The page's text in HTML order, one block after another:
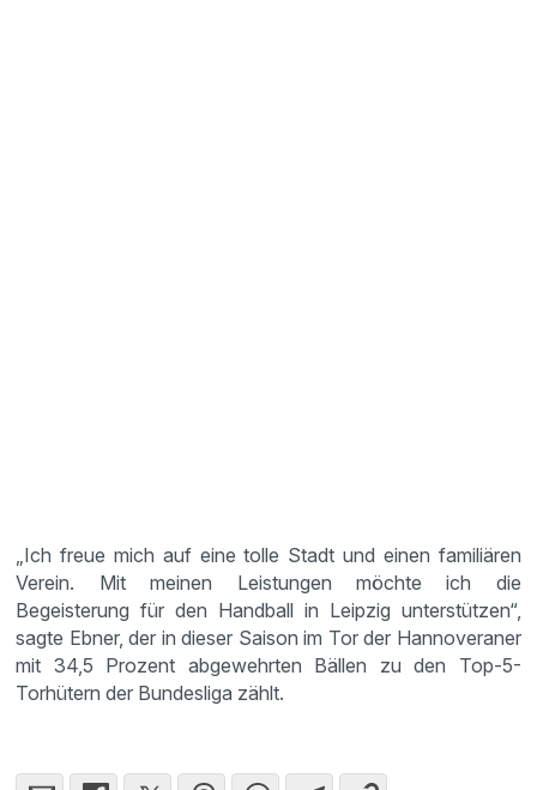
„Ich freue mich auf eine tolle Stadt und einen familiären
Verein. Mit meinen Leistungen möchte ich die
Begeisterung für den Handball in Leipzig unterstützen“,
sagte Ebner, der in dieser Saison im Tor der Hannoveraner
mit 34,5 Prozent abgewehrten Bällen zu den Top-5-
Torhütern der Bundesliga zählt.